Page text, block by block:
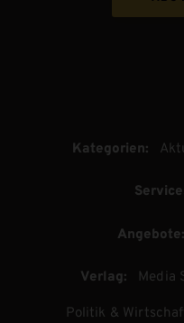
Kategorien:
Angebote:
Verlag: Media
Politik &